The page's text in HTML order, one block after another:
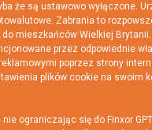
że są ustawowo wyłączone.
Zabrania to
mieszkańców Wielkiej
przez odpowiednie
poprzez strony
plików cookie na
ograniczając się do Finxor